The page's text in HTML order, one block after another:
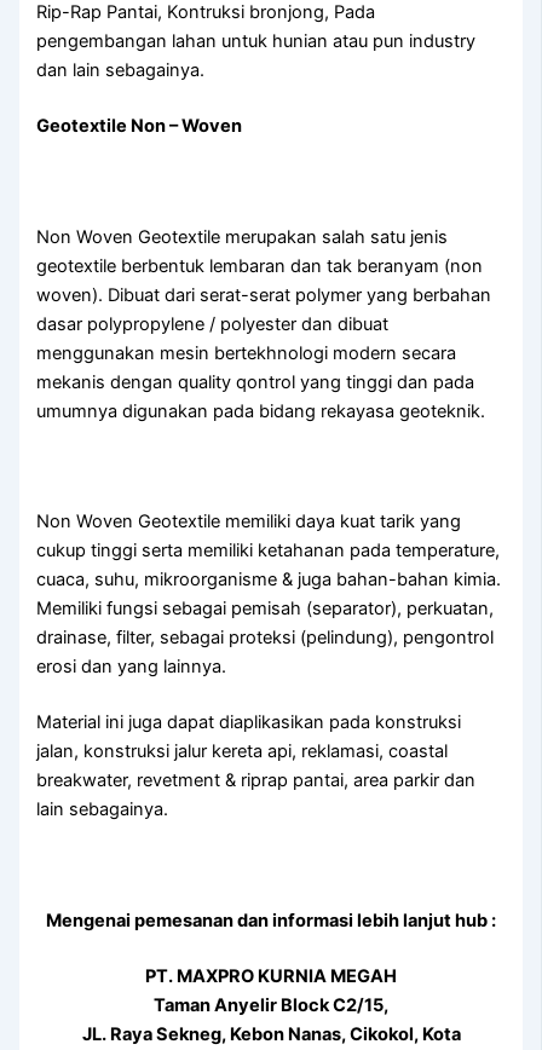
Rip-Rap Pantai, Kontruksi bronjong, Pada
pengembangan lahan untuk hunian atau pun industry
dan lain sebagainya.
Geotextile Non – Woven
Non Woven Geotextile merupakan salah satu jenis
geotextile berbentuk lembaran dan tak beranyam (non
woven). Dibuat dari serat-serat polymer yang berbahan
dasar polypropylene / polyester dan dibuat
menggunakan mesin bertekhnologi modern secara
mekanis dengan quality qontrol yang tinggi dan pada
umumnya digunakan pada bidang rekayasa geoteknik.
Non Woven Geotextile memiliki daya kuat tarik yang
cukup tinggi serta memiliki ketahanan pada temperature,
cuaca, suhu, mikroorganisme & juga bahan-bahan kimia.
Memiliki fungsi sebagai pemisah (separator), perkuatan,
drainase, filter, sebagai proteksi (pelindung), pengontrol
erosi dan yang lainnya.
Material ini juga dapat diaplikasikan pada konstruksi
jalan, konstruksi jalur kereta api, reklamasi, coastal
breakwater, revetment & riprap pantai, area parkir dan
lain sebagainya.
Mengenai pemesanan dan informasi lebih lanjut hub :
PT. MAXPRO KURNIA MEGAH
Taman Anyelir Block C2/15,
JL. Raya Sekneg, Kebon Nanas, Cikokol, Kota